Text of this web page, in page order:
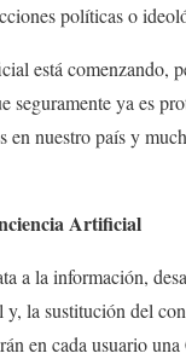
políticas o
está comenzando,
seguramente ya es
en nuestro país y
Artificial
a la información,
la sustitución del
en cada usuario